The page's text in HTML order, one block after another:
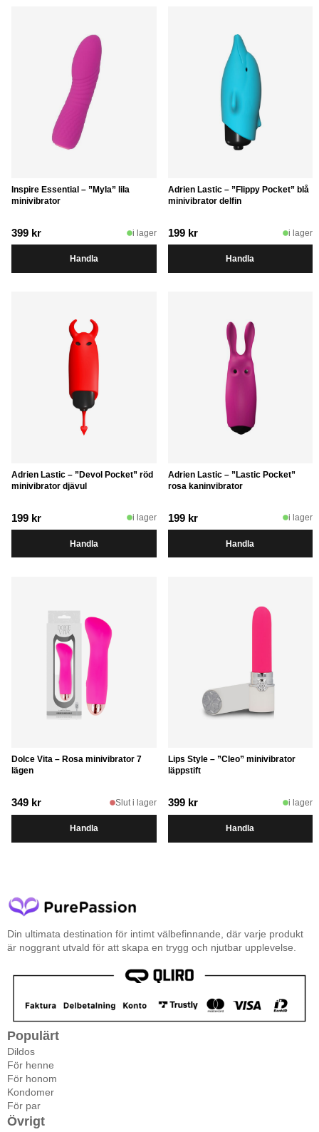
Inspire Essential – ”Myla” lila
minivibrator
399 kr i lager
Handla
Adrien Lastic – ”Flippy Pocket” blå
minivibrator delfin
199 kr i lager
Handla
Adrien Lastic – ”Devol Pocket” röd
minivibrator djävul
199 kr i lager
Handla
Adrien Lastic – ”Lastic Pocket”
rosa kaninvibrator
199 kr i lager
Handla
Dolce Vita – Rosa minivibrator 7
lägen
349 kr Slut i lager
Handla
Lips Style – ”Cleo” minivibrator
läppstift
399 kr i lager
Handla
Din ultimata destination för intimt välbefinnande, där varje produkt
är noggrant utvald för att skapa en trygg och njutbar upplevelse.
Populärt
Dildos
För henne
För honom
Kondomer
För par
Övrigt